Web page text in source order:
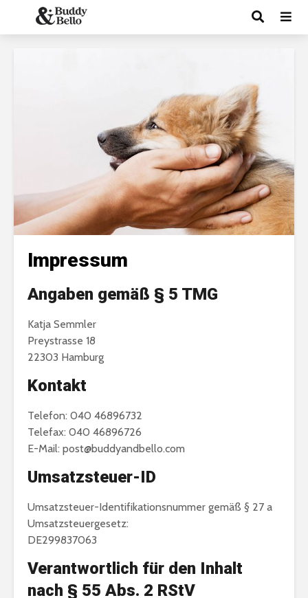
Impressum
Angaben gemäß § 5 TMG
Katja Semmler
Preystrasse 18
22303 Hamburg
Kontakt
Telefon: 040 46896732
Telefax: 040 46896726
E-Mail: post@buddyandbello.com
Umsatzsteuer-ID
Umsatzsteuer-Identifikationsnummer gemäß § 27 a
Umsatzsteuergesetz:
DE299837063
Verantwortlich für den Inhalt
nach § 55 Abs. 2 RStV